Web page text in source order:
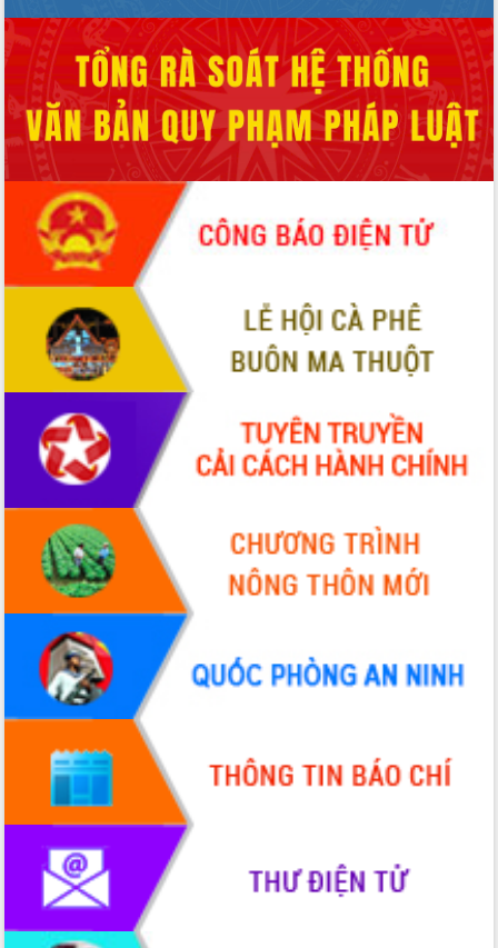
Diễn đàn Kinh tế tư nhân Việt Nam đột
phá cơ chế - Hợp tác công tư
Đề án 06 tạo bước ngoặt đột phá trong
cải cách hành chính tỉnh Đắk Lắk
Kết nối tour, đẩy mạnh chuyển đổi số
để phát triển du lịch Đắk Lắk
Khởi động Dự án Đầu tư xây dựng hạ
tầng kỹ thuật Cụm công nghiệp Tân
Tiến
Gặp mặt các cơ quan báo chí nhân Kỷ
niệm 101 năm Ngày Báo chí Cách
mạng Việt Nam
Đắk Lắk sơ kết 4 năm triển khai thực
hiện Đề án 06 của Chính phủ
Họp báo thông tin về Hội nghị Công bố
Quy hoạch và Xúc tiến đầu tư tỉnh Đắk
Khơi thông điểm nghẽn, đẩy nhanh
giải ngân vốn khắc phục thiên tai
HĐND tỉnh thông qua điều chỉnh Quy
hoạch tỉnh thời kỳ 2021-2030
Hội thảo góp ý hồ sơ điều chỉnh quy
hoạch tỉnh Đắk Lắk thời kỳ 2021-2030,
tầm nhìn đến năm 2050
Nâng cao hiệu quả hoạt động của các
doanh nghiệp nhà nước
Hội nghị triển khai kết nối mạng
truyền số liệu chuyên dùng phục vụ cơ
quan Đảng, Nhà nước
Lễ phát động chuỗi hoạt động chung
tay làm sạch môi trường
Xã Ea Kar bước chuyển mình trong
công tác cải cách hành chính mô hình
UBND tỉnh họp báo định kỳ tháng 4
năm 2026
Hội thảo khoa học “Giải pháp thúc đẩy
phát triển nền kinh tế xanh tại tỉnh